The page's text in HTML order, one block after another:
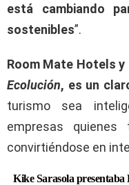
está cambiando
sostenibles”.
Room Mate Hotels
Ecolución, es un
turismo sea
empresas
convirtiéndose en
Kike Sarasola